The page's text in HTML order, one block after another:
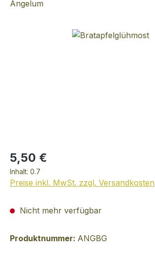
Angelum
Bildergalerie überspringen
5,50 €
Inhalt: 0.7
Preise inkl. MwSt. zzgl. Versandkosten
Nicht mehr verfügbar
Produktnummer: ANGBG